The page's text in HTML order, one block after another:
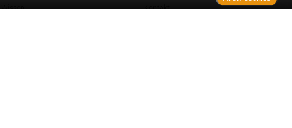
Wissen Kontakt